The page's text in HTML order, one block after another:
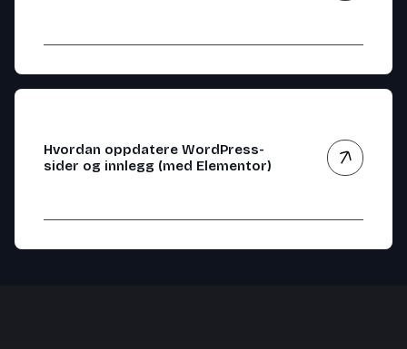
Hvordan oppdatere WordPress-
sider og innlegg (med Elementor)